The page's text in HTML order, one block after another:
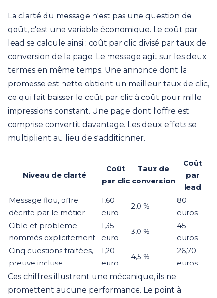
La clarté du message n'est pas une question de
goût, c'est une variable économique. Le coût par
lead se calcule ainsi : coût par clic divisé par taux de
conversion de la page. Le message agit sur les deux
termes en même temps. Une annonce dont la
promesse est nette obtient un meilleur taux de clic,
ce qui fait baisser le coût par clic à coût pour mille
impressions constant. Une page dont l'offre est
comprise convertit davantage. Les deux effets se
multiplient au lieu de s'additionner.
Niveau de clarté
Coût
par clic
Taux de
conversion
Coût
par
lead
Message flou, offre
décrite par le métier
1,60
euro
2,0 %
80
euros
Cible et problème
nommés explicitement
1,35
euro
3,0 %
45
euros
Cinq questions traitées,
preuve incluse
1,20
euro
4,5 %
26,70
euros
Ces chiffres illustrent une mécanique, ils ne
promettent aucune performance. Le point à